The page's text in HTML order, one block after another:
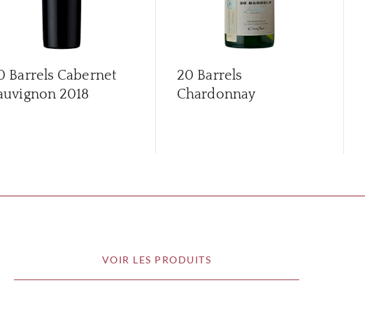
Barrels Cabernet
2018
20 Barrels
Chardonnay
VOIR LES PRODUITS